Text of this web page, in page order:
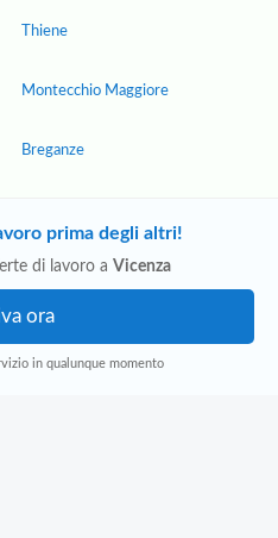
Thiene
Montecchio Maggiore
Breganze
prima degli altri!
di lavoro a Vicenza
in qualunque momento